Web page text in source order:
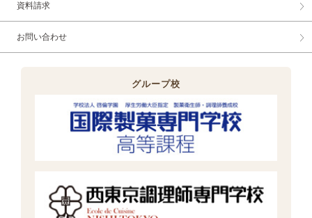
資料請求
お問い合わせ
グループ校